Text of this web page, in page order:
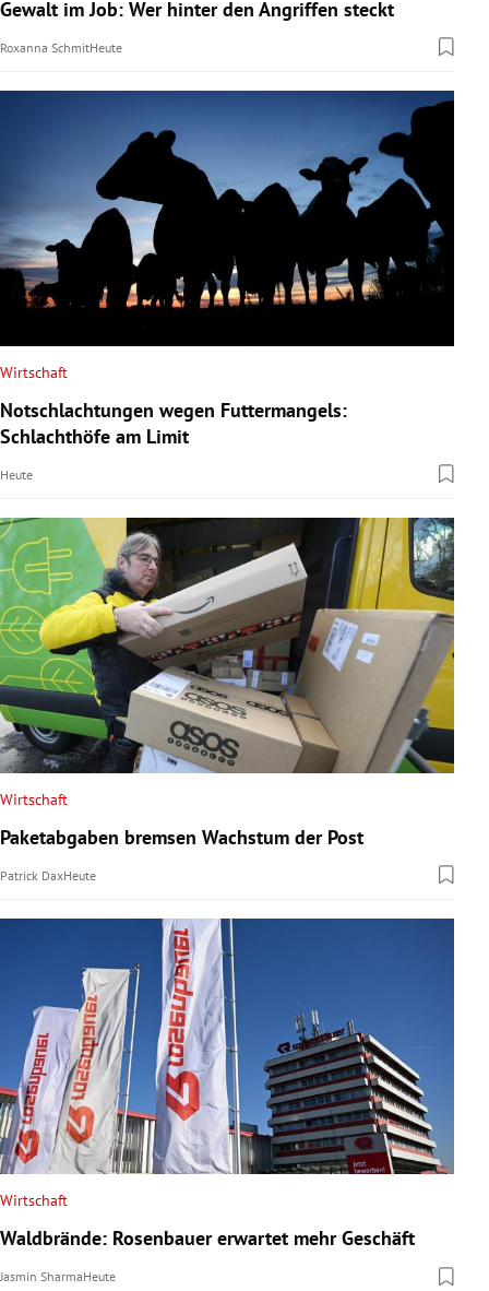
Gewalt im Job: Wer hinter den Angriffen steckt
Roxanna SchmitHeute
Wirtschaft
Notschlachtungen wegen Futtermangels:
Schlachthöfe am Limit
Heute
Wirtschaft
Paketabgaben bremsen Wachstum der Post
Patrick DaxHeute
Wirtschaft
Waldbrände: Rosenbauer erwartet mehr Geschäft
Jasmin SharmaHeute